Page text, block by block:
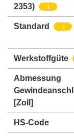
2353)
i
Standard i
Werkstoffgüte
Abmessung
[Zoll]
HS-Code